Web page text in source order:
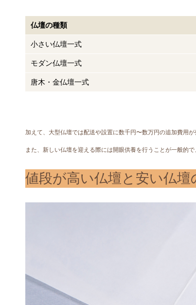
仏壇の種類
小さい仏壇一式
モダン仏壇一式
唐木・金仏壇一式
加えて、大型仏壇では配送や設置に数千円〜数万円の追加費用が
また、新しい仏壇を迎える際には開眼供養を行うことが一般的
値段が高い仏壇と安い仏壇